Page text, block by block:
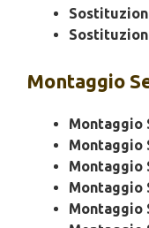
Montaggio
Montaggio
Montaggio
Montaggio
Montaggio
Montaggio